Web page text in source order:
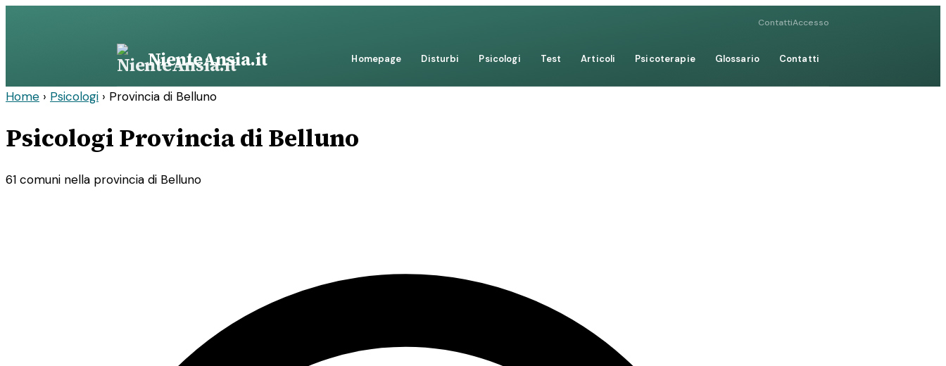
ContattiAccesso
NienteAnsia.it Homepage Disturbi Psicologi Test Articoli Psicoterapie Glossario Contatti
Home › Psicologi › Provincia di Belluno
Psicologi Provincia di Belluno
61 comuni nella provincia di Belluno